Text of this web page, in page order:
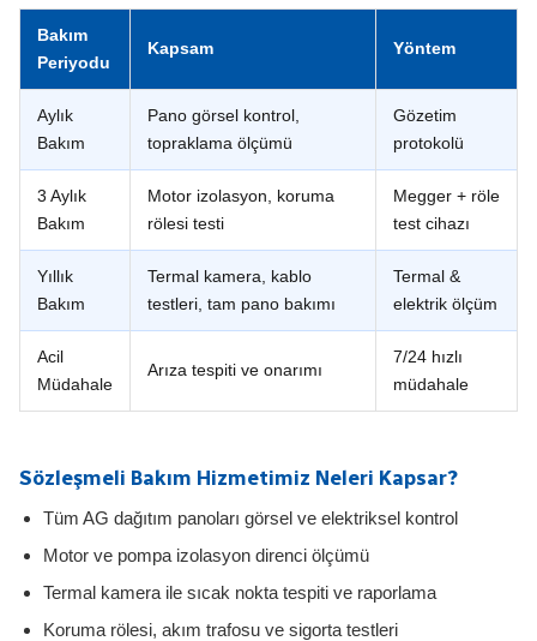
Bakım
Periyodu
Kapsam Yöntem
Aylık
Bakım
Pano görsel kontrol,
topraklama ölçümü
Gözetim
protokolü
3 Aylık
Bakım
Motor izolasyon, koruma
rölesi testi
Megger + röle
test cihazı
Yıllık
Bakım
Termal kamera, kablo
testleri, tam pano bakımı
Termal &
elektrik ölçüm
Acil
Müdahale
Arıza tespiti ve onarımı
7/24 hızlı
müdahale
Sözleşmeli Bakım Hizmetimiz Neleri Kapsar?
Tüm AG dağıtım panoları görsel ve elektriksel kontrol
Motor ve pompa izolasyon direnci ölçümü
Termal kamera ile sıcak nokta tespiti ve raporlama
Koruma rölesi, akım trafosu ve sigorta testleri